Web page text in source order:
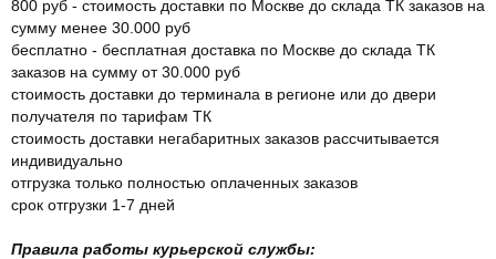
800 руб - стоимость доставки по Москве до склада ТК заказов на
сумму менее 30.000 руб
бесплатно - бесплатная доставка по Москве до склада ТК
заказов на сумму от 30.000 руб
стоимость доставки до терминала в регионе или до двери
получателя по тарифам ТК
стоимость доставки негабаритных заказов рассчитывается
индивидуально
отгрузка только полностью оплаченных заказов
срок отгрузки 1-7 дней
Правила работы курьерской службы: